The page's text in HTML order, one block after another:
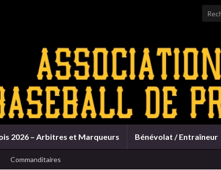
2026 – Arbitres et Marqueurs Bénévolat / Entraîneur
Commanditaires